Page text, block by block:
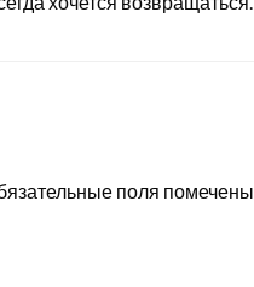
поля помечены